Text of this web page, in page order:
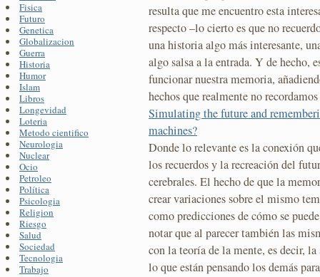
Fisica
Futuro
Genetica
Globalizacion
Guerra
Historia
Humor
Islam
Libros
Longevidad
Loteria
Metodo cientifico
Neurologia
Nuclear
Ocio
Petroleo
Política
Psicologia
Religion
Riesgo
Salud
Sociedad
Tecnologia
Trabajo
resulta que me encuentro esta
respecto –lo cierto es que no
una historia algo más interesante,
algo salsa a la entrada. Y de hecho,
funcionar nuestra memoria,
hechos que realmente no
Simulating the future and
machines?
Donde lo relevante es la conexión
los recuerdos y la recreación del
cerebrales. El hecho de que la
crear variaciones sobre el mismo
como predicciones de cómo se
notar que al parecer también las
con la teoría de la mente, es decir,
lo que están pensando los demás